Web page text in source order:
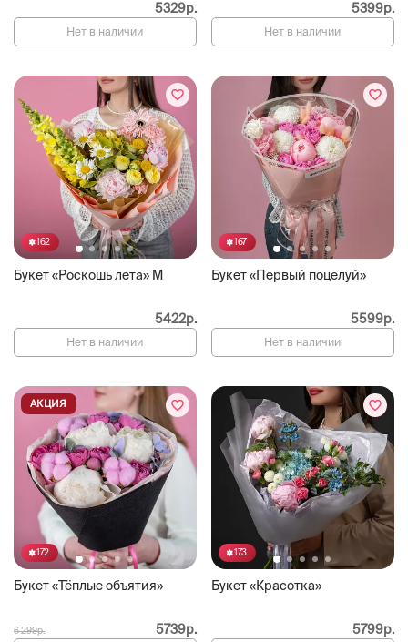
5329р.
Нет в наличии
5399р.
Нет в наличии
162
Букет «Роскошь лета» M
5422р.
Нет в наличии
167
Букет «Первый поцелуй»
5599р.
Нет в наличии
172
Букет «Тёплые объятия»
АКЦИЯ
6 299р. 5739р.
173
Букет «Красотка»
5799р.